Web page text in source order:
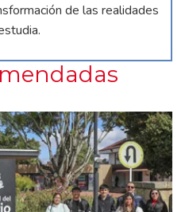
de las realidades